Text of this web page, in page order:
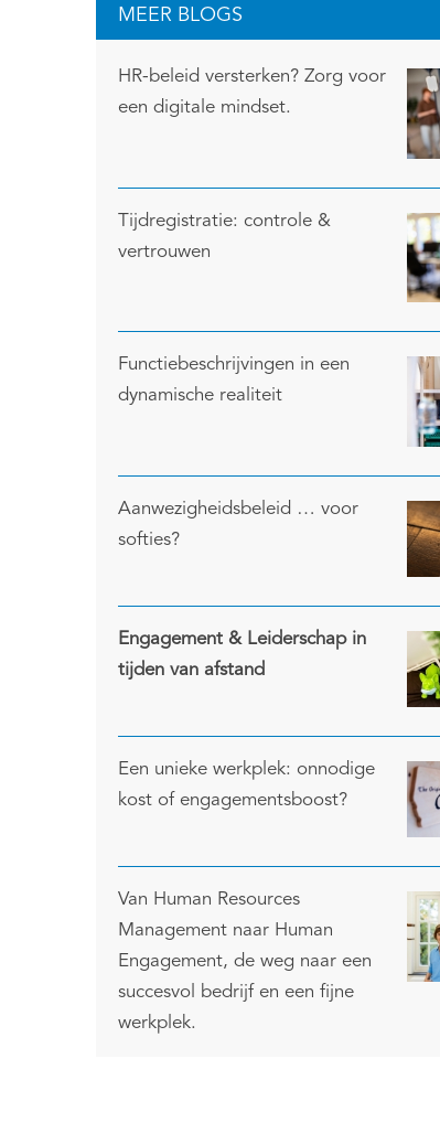
MEER BLOGS
HR-beleid versterken? Zorg voor
een digitale mindset.
Tijdregistratie: controle &
vertrouwen
Functiebeschrijvingen in een
dynamische realiteit
Aanwezigheidsbeleid … voor
softies?
Engagement & Leiderschap in
tijden van afstand
Een unieke werkplek: onnodige
kost of engagementsboost?
Van Human Resources
Management naar Human
Engagement, de weg naar een
succesvol bedrijf en een fijne
werkplek.